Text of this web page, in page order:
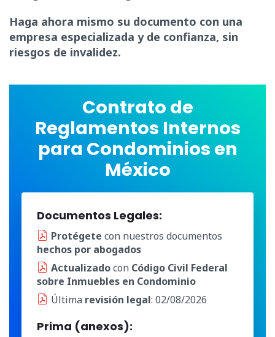
Haga ahora mismo su documento con una
empresa especializada y de confianza, sin
riesgos de invalidez.
Contrato de
Reglamentos Internos
para Condominios en
México
Documentos Legales:
Protégete con nuestros documentos
hechos por abogados
Actualizadocon Código Civil Federal
sobre Inmuebles en Condominio
Última revisión legal: 02/08/2026
Prima (anexos):